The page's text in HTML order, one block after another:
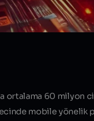
ortalama 60 milyon
mobile yönelik